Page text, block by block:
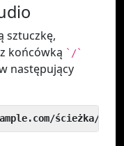
sztuczkę,
końcówką `/`
następujący
ścieżka/do/